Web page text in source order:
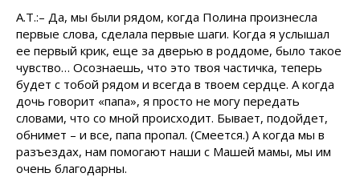
А.Т.:– Да, мы были рядом, когда Полина произнесла
первые слова, сделала первые шаги. Когда я услышал
ее первый крик, еще за дверью в роддоме, было такое
чувство… Осознаешь, что это твоя частичка, теперь
будет с тобой рядом и всегда в твоем сердце. А когда
дочь говорит «папа», я просто не могу передать
словами, что со мной происходит. Бывает, подойдет,
обнимет – и все, папа пропал. (Смеется.) А когда мы в
разъездах, нам помогают наши с Машей мамы, мы им
очень благодарны.